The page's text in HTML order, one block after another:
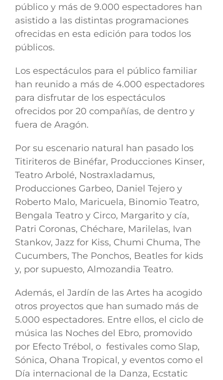
público y más de 9.000 espectadores han
asistido a las distintas programaciones
ofrecidas en esta edición para todos los
públicos.
Los espectáculos para el público familiar
han reunido a más de 4.000 espectadores
para disfrutar de los espectáculos
ofrecidos por 20 compañías, de dentro y
fuera de Aragón.
Por su escenario natural han pasado los
Titiriteros de Binéfar, Producciones Kinser,
Teatro Arbolé, Nostraxladamus,
Producciones Garbeo, Daniel Tejero y
Roberto Malo, Maricuela, Binomio Teatro,
Bengala Teatro y Circo, Margarito y cía,
Patri Coronas, Chéchare, Marilelas, Ivan
Stankov, Jazz for Kiss, Chumi Chuma, The
Cucumbers, The Ponchos, Beatles for kids
y, por supuesto, Almozandia Teatro.
Además, el Jardín de las Artes ha acogido
otros proyectos que han sumado más de
5.000 espectadores. Entre ellos, el ciclo de
música las Noches del Ebro, promovido
por Efecto Trébol, o festivales como Slap,
Sónica, Ohana Tropical, y eventos como el
Día internacional de la Danza, Ecstatic